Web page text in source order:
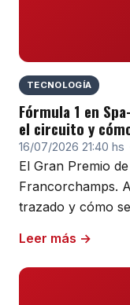
TECNOLOGÍA
Fórmula 1 en
el circuito y
16/07/2026 21:40 hs
El Gran Premio
Francorchamps.
trazado y cómo
Leer más →